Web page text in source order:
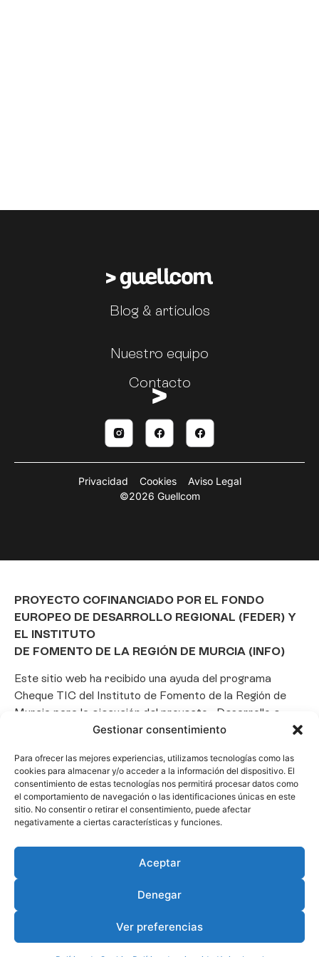
Gestionar consentimiento
Para ofrecer las mejores experiencias, utilizamos tecnologías como las
cookies para almacenar y/o acceder a la información del dispositivo. El
consentimiento de estas tecnologías nos permitirá procesar datos como
el comportamiento de navegación o las identificaciones únicas en este
sitio. No consentir o retirar el consentimiento, puede afectar
negativamente a ciertas características y funciones.
Aceptar
Denegar
Ver preferencias
Blog & artículos
Nuestro equipo
Contacto
©2026 Guellcom
Privacidad Cookies Aviso Legal
PROYECTO COFINANCIADO POR EL FONDO
EUROPEO DE DESARROLLO REGIONAL (FEDER) Y
EL INSTITUTO
DE FOMENTO DE LA REGIÓN DE MURCIA (INFO)
Este sitio web ha recibido una ayuda del programa
Cheque TIC del Instituto de Fomento de la Región de
Murcia para la ejecución del proyecto «Desarrollo e
implantación de un Chatbot de Inteligencia Artificial
promover la transformación digital, la automatización
de consultas y la optimización de la gestión de clientes
en el ámbito empresarial.